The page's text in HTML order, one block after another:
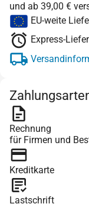
und ab 39,00 €
EU-weite
Express-
Rechnung
für Firmen und
Kreditkarte
Lastschrift